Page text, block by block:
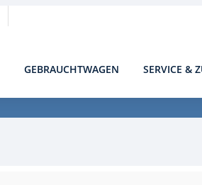
GEBRAUCHTWAGEN SERVICE &